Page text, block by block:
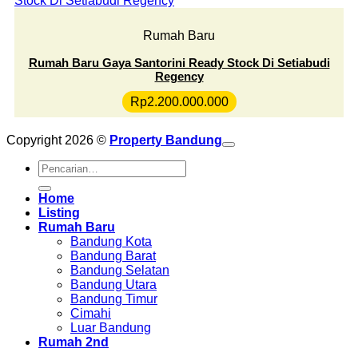
Rumah Baru
Rumah Baru Gaya Santorini Ready Stock Di Setiabudi
Regency
Rp2.200.000.000
Copyright 2026 © Property Bandung
Pencarian
untuk:
Home
Listing
Rumah Baru
Bandung Kota
Bandung Barat
Bandung Selatan
Bandung Utara
Bandung Timur
Cimahi
Luar Bandung
Rumah 2nd